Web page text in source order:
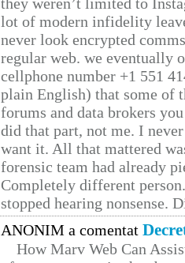
lot of modern infidelity
never look encrypted
regular web. we eventually
cellphone number +1 551
plain English) that some of
forums and data brokers
did that part, not me. I
want it. All that mattered
forensic team had already
Completely different
stopped hearing nonsense.
ANONIM a comentat
How Marv Web Can